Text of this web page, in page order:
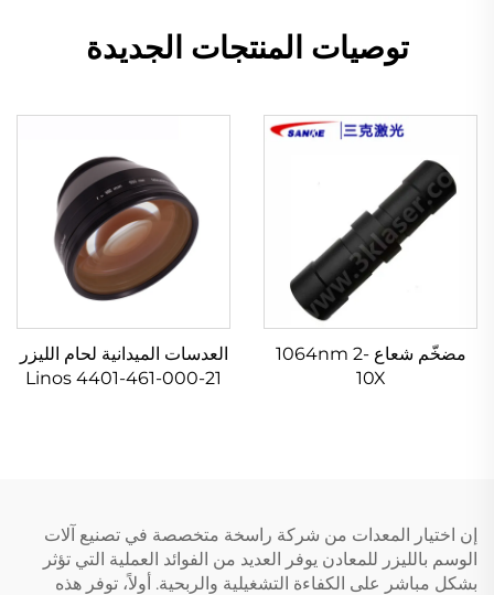
توصيات المنتجات الجديدة
مضخّم شعاع 1064nm 2-
10X
العدسات الميدانية لحام الليزر
Linos 4401-461-000-21
إن اختيار المعدات من شركة راسخة متخصصة في تصنيع آلات
الوسم بالليزر للمعادن يوفر العديد من الفوائد العملية التي تؤثر
بشكل مباشر على الكفاءة التشغيلية والربحية. أولاً، توفر هذه